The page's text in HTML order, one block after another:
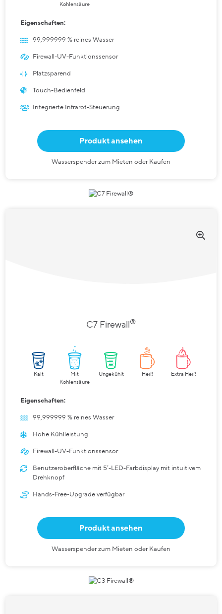
Kohlensäure
Eigenschaften:
99,999999 % reines Wasser
Firewall-UV-Funktionssensor
Platzsparend
Touch-Bedienfeld
Integrierte Infrarot-Steuerung
Produkt ansehen
Wasserspender zum Mieten oder Kaufen
C7 Firewall®
Kalt
Mit
Kohlensäure
Ungekühlt Heiß Extra Heiß
Eigenschaften:
99,999999 % reines Wasser
Hohe Kühlleistung
Firewall-UV-Funktionssensor
Benutzeroberfläche mit 5‘-LED-Farbdisplay mit intuitivem
Drehknopf
Hands-Free-Upgrade verfügbar
Produkt ansehen
Wasserspender zum Mieten oder Kaufen